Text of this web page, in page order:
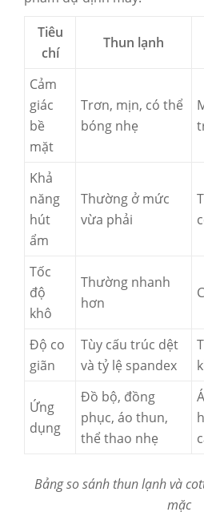
Tiêu
chí
Thun lạnh
Cảm
giác
bề
mặt
Trơn, mịn, có thể
bóng nhẹ
Khả
năng
hút
ẩm
Thường ở mức
vừa phải
Tốc
độ
khô
Thường nhanh
hơn
Độ co
giãn
Tùy cấu trúc dệt
và tỷ lệ spandex
Ứng
dụng
Đồ bộ, đồng
phục, áo thun,
thể thao nhẹ
Bảng so sánh thun lạnh và
mặc